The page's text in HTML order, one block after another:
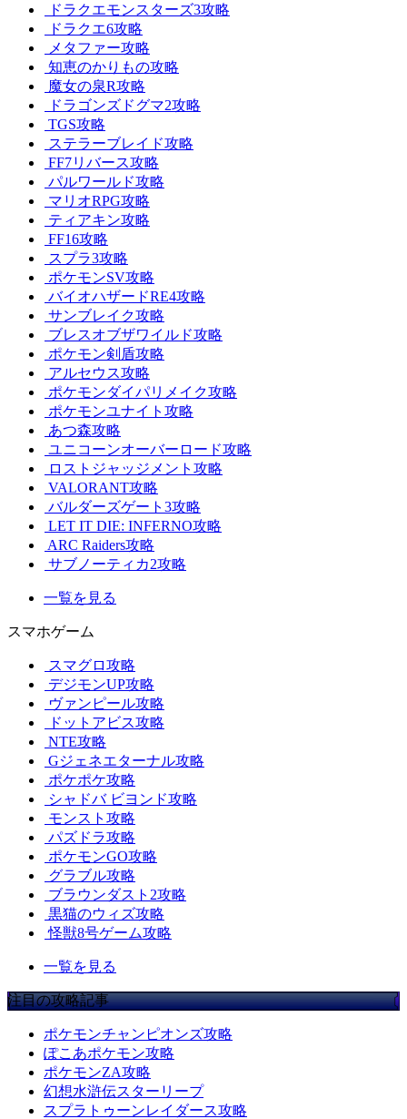
ドラクエモンスターズ3攻略
ドラクエ6攻略
メタファー攻略
知恵のかりもの攻略
魔女の泉R攻略
ドラゴンズドグマ2攻略
TGS攻略
ステラーブレイド攻略
FF7リバース攻略
パルワールド攻略
マリオRPG攻略
ティアキン攻略
FF16攻略
スプラ3攻略
ポケモンSV攻略
バイオハザードRE4攻略
サンブレイク攻略
ブレスオブザワイルド攻略
ポケモン剣盾攻略
アルセウス攻略
ポケモンダイパリメイク攻略
ポケモンユナイト攻略
あつ森攻略
ユニコーンオーバーロード攻略
ロストジャッジメント攻略
VALORANT攻略
バルダーズゲート3攻略
LET IT DIE: INFERNO攻略
ARC Raiders攻略
サブノーティカ2攻略
一覧を見る
スマホゲーム
スマグロ攻略
デジモンUP攻略
ヴァンピール攻略
ドットアビス攻略
NTE攻略
Gジェネエターナル攻略
ポケポケ攻略
シャドバ ビヨンド攻略
モンスト攻略
パズドラ攻略
ポケモンGO攻略
グラブル攻略
ブラウンダスト2攻略
黒猫のウィズ攻略
怪獣8号ゲーム攻略
一覧を見る
注目の攻略記事
ポケモンチャンピオンズ攻略
ぽこあポケモン攻略
ポケモンZA攻略
幻想水滸伝スターリープ
スプラトゥーンレイダース攻略